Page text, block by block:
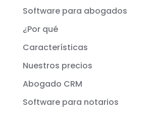
Software para abogados
¿Por qué
Características
Nuestros precios
Abogado CRM
Software para notarios